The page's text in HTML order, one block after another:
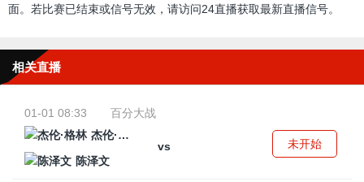
面。若比赛已结束或信号无效，请访问24直播获取最新直播信号。
相关直播
01-01 08:33
百分大战
杰伦·格林
vs
陈泽文
未开始